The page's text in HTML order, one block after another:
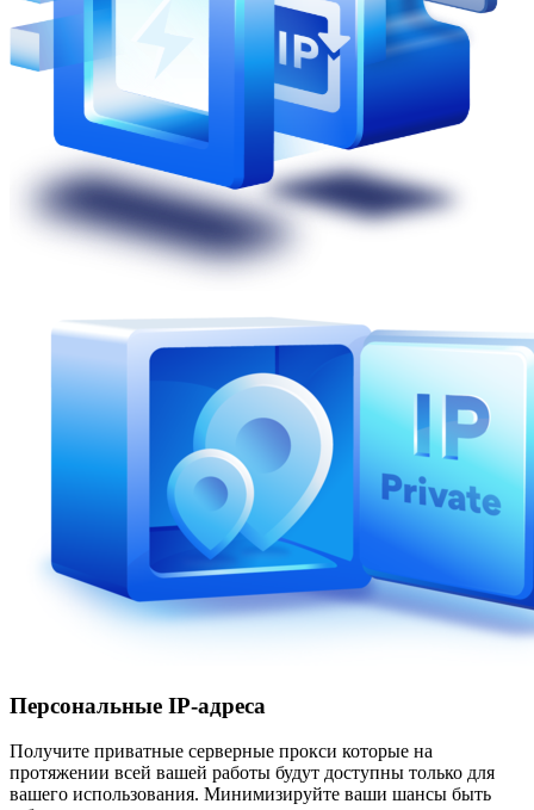
Персональные IP-адреса
Получите приватные серверные прокси которые на
протяжении всей вашей работы будут доступны только для
вашего использования. Минимизируйте ваши шансы быть